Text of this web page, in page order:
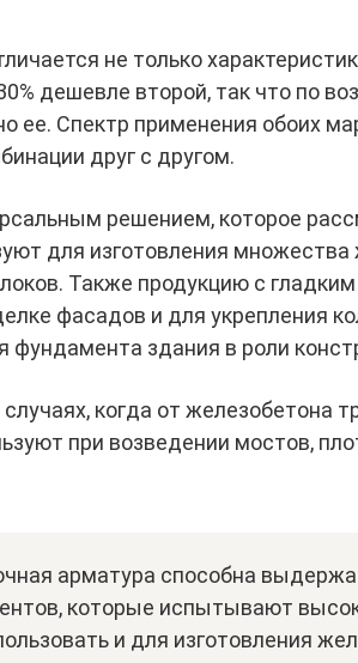
не только
дешевле второй, так что по
ее. Спектр применения обоих
друг с другом.
решением, которое
для изготовления
Также продукцию с
фасадов и для укрепления
фундамента здания в роли
когда от железобетона
при возведении мостов,
арматура способна
которые испытывают
и для изготовления